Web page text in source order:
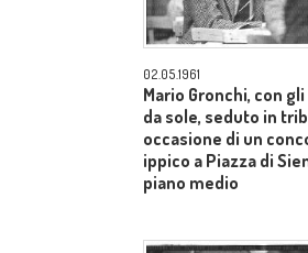
02.05.1961
Mario Gronchi, con
da sole, seduto in
occasione di un
ippico a Piazza di
piano medio